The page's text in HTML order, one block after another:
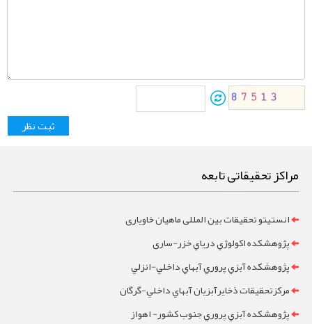
مراکز تحقیقاتی تابعه
انستیتو تحقیقات بین المللی ماهیان خاویاری
پژوهشکده اکولوژي درياي خزر-ساری
پژوهشکده آبزي پروري آبهاي داخلي-انزلي
مرکزتحقيقات ذخايرآبزيان آبهاي داخلي-گرگان
پژوهشکده آبزي پروري جنوب کشور- اهواز